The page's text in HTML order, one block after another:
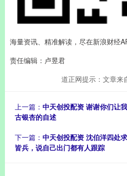
海量资讯、精准解读，尽在新浪财经
责任编辑：卢昱君
道正网提示：文章来
上一篇： 中天创投配资 谢谢你们
古银杏的自述
下一篇： 中天创投配资 沈伯洋四处
皆兵，说自己出门都有人跟踪